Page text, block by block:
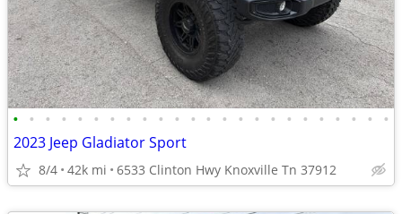
• • • • • • • • • • • • • • • • • • • • • • • •
2023 Jeep Gladiator Sport
8/4 42k mi 6533 Clinton Hwy Knoxville Tn 37912